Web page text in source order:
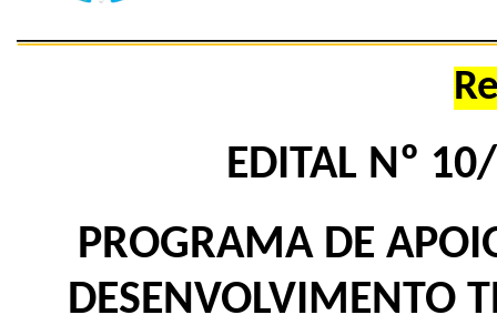
EDITAL Nº
PROGRAMA DE
DESENVOLVIMENTO